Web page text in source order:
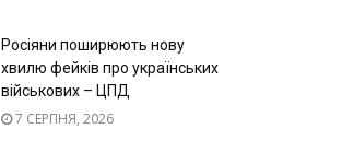
Росіяни поширюють нову
хвилю фейків про українських
військових – ЦПД
7 СЕРПНЯ, 2026